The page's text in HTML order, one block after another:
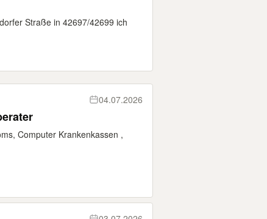
Straße in 42697/42699 ich
04.07.2026
Computer Krankenkassen ,